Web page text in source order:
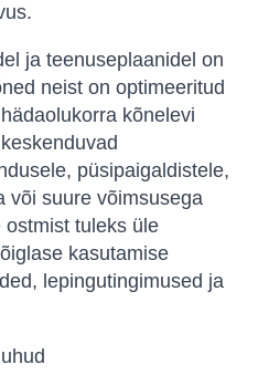
ja teenuseplaanidel on
neist on optimeeritud
kõnelevi
püsipaigaldistele,
või suure võimsusega
tuleks üle
kasutamise
lepingutingimused ja